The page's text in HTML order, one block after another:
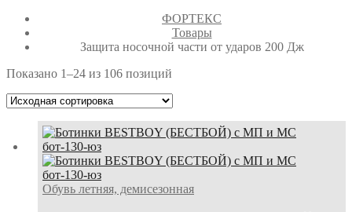
ФОРТЕКС
Товары
Защита носочной части от ударов 200 Дж
Показано 1–24 из 106 позиций
Обувь летняя, демисезонная